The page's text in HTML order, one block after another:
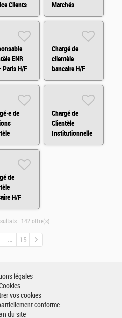
Clients
Marchés
Financiers
ENR
Paris H/F
Chargé de
clientèle
bancaire H/F
de
en
Chargé de
Clientèle
Institutionnelle
H/F
de
H/F
: 142 offre(s)
15
légales
Cookies
vos cookies
conforme
du site